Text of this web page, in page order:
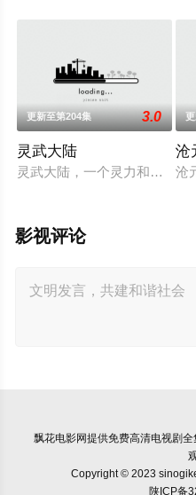
更新至第204集 3.0
灵武大陆
灵武大陆，一个灵力和武魂
沧
沧
影视评论
飘花电影网提供免费高清电视剧
Copyright © 2023
陕ICP备